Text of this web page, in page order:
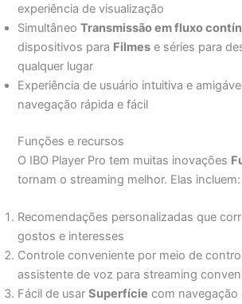
experiência de visualização
SimultâneoTransmissão em fluxo
dispositivos para Filmes e séries para
qualquer lugar
Experiência de usuário intuitiva e
navegação rápida e fácil
Funções e recursos
O IBO Player Pro tem muitas inovações
tornam o streaming melhor. Elas incluem:
Recomendações personalizadas que
gostos e interesses
Controle conveniente por meio de
assistente de voz para streaming
Fácil de usarSuperfície com navegação